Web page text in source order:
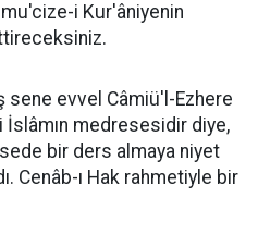
mu'cize-i Kur'âniyenin
sene evvel Câmiü'l-Ezhere
medresesidir diye,
bir ders almaya niyet
Cenâb-ı Hak rahmetiyle bir